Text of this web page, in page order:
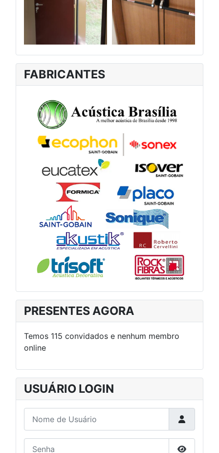
FABRICANTES
PRESENTES AGORA
Temos 115 convidados e nenhum membro
online
USUÁRIO LOGIN
Nome de Usuário